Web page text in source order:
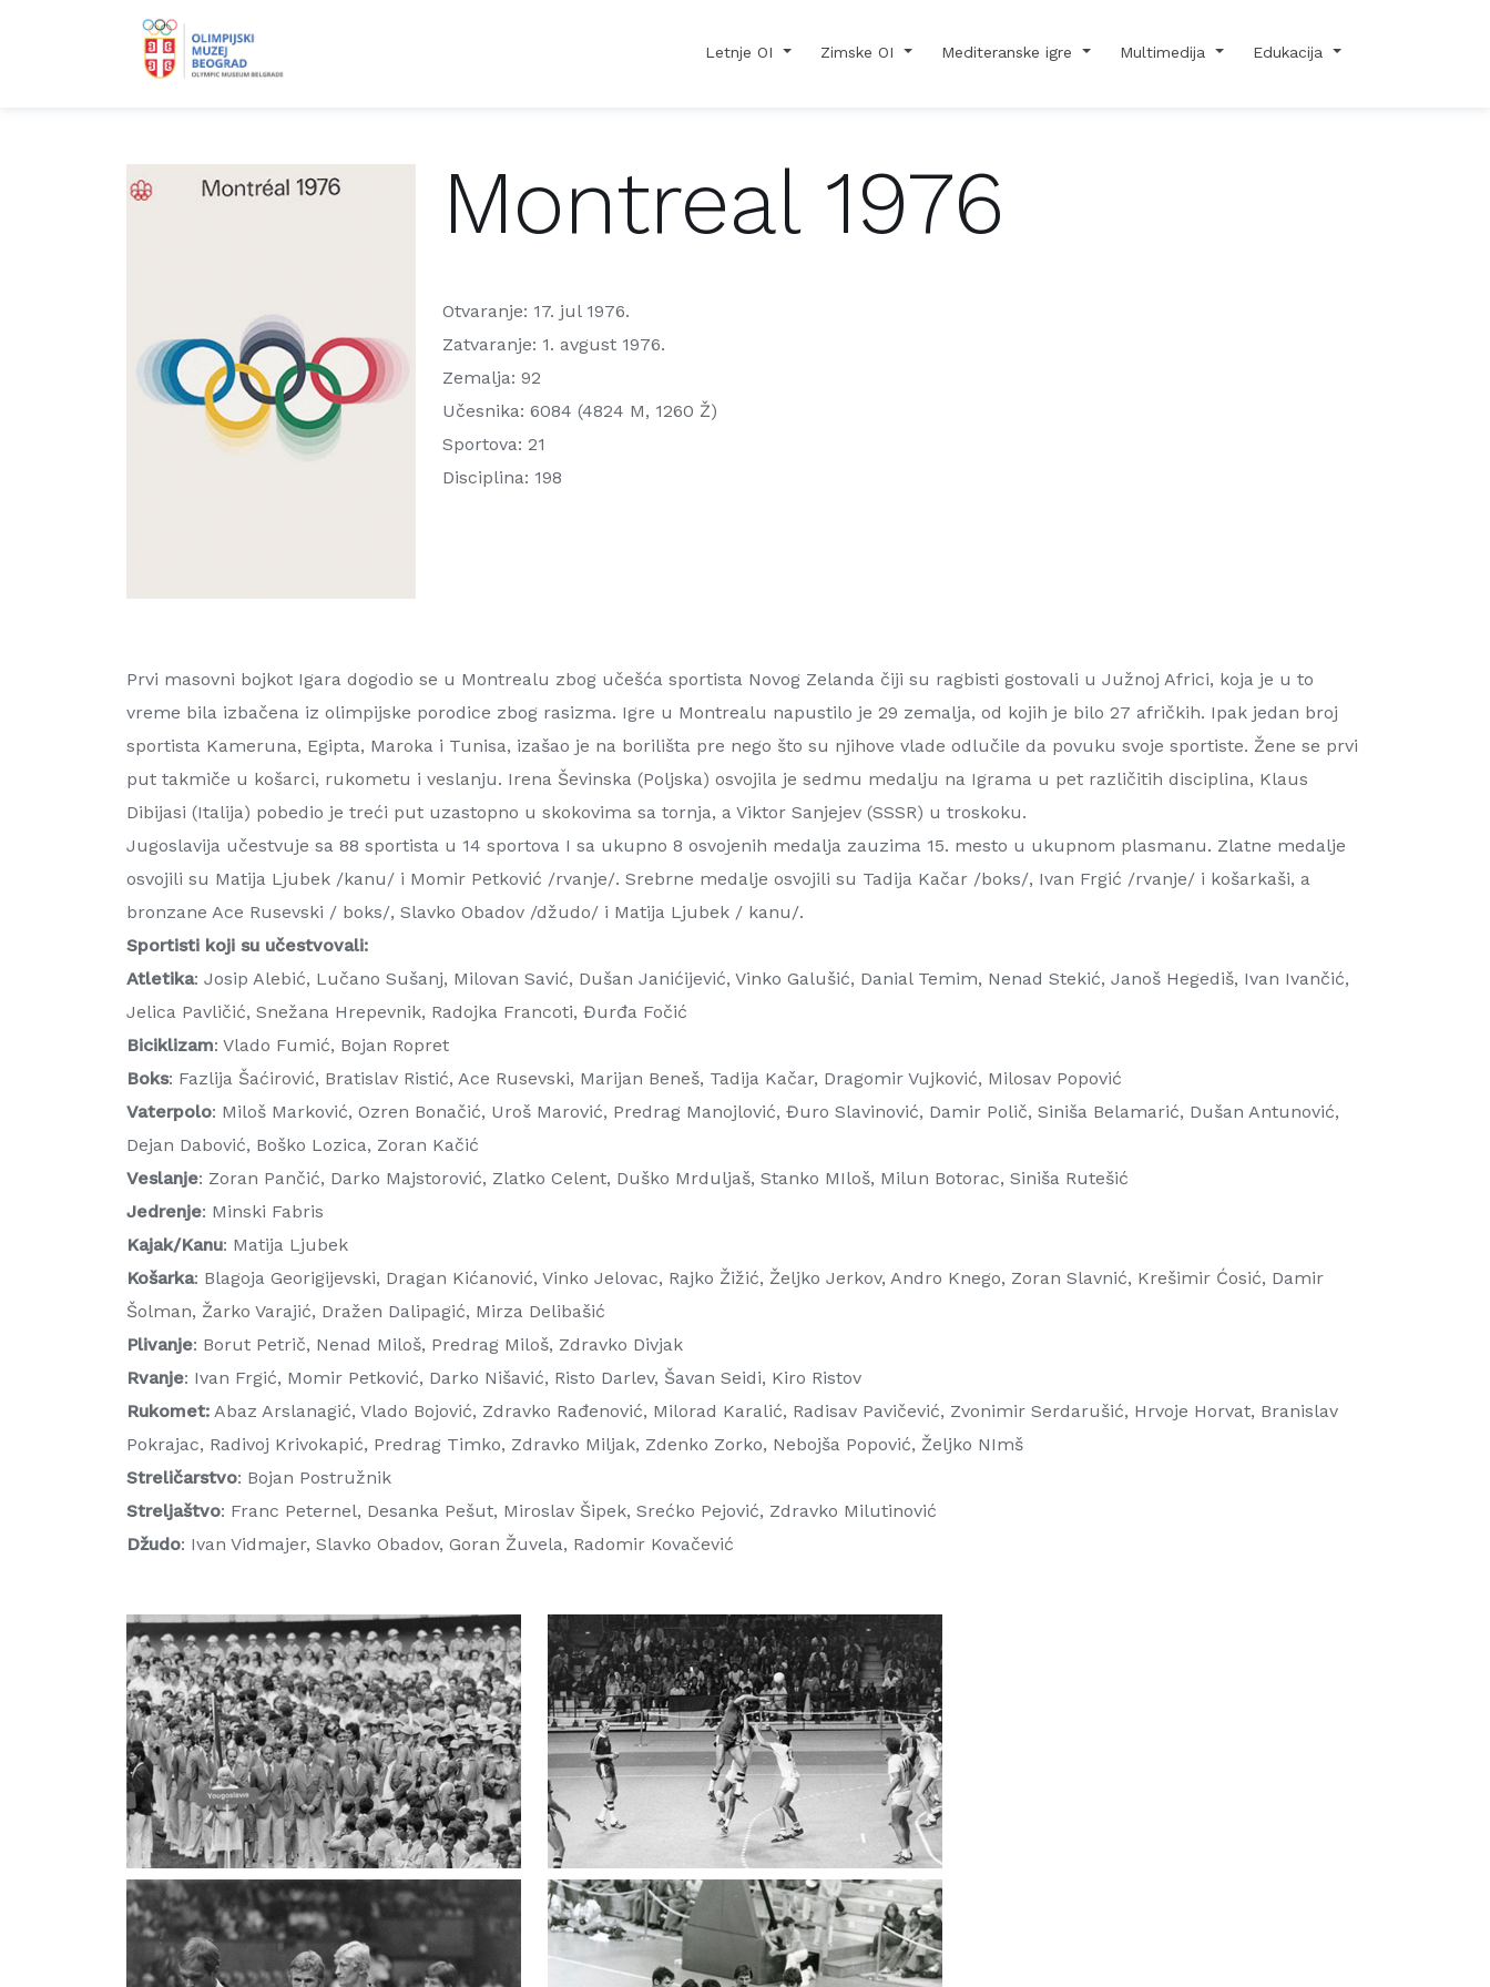
Letnje OI Zimske OI Mediteranske igre Multimedija Edukacija
Montreal 1976
Otvaranje: 17. jul 1976.
Zatvaranje: 1. avgust 1976.
Zemalja: 92
Učesnika: 6084 (4824 M, 1260 Ž)
Sportova: 21
Disciplina: 198
Prvi masovni bojkot Igara dogodio se u Montrealu zbog učešća sportista Novog Zelanda čiji su ragbisti gostovali u Južnoj Africi, koja je u to
vreme bila izbačena iz olimpijske porodice zbog rasizma. Igre u Montrealu napustilo je 29 zemalja, od kojih je bilo 27 afričkih. Ipak jedan broj
sportista Kameruna, Egipta, Maroka i Tunisa, izašao je na borilišta pre nego što su njihove vlade odlučile da povuku svoje sportiste. Žene se prvi
put takmiče u košarci, rukometu i veslanju. Irena Ševinska (Poljska) osvojila je sedmu medalju na Igrama u pet različitih disciplina, Klaus
Dibijasi (Italija) pobedio je treći put uzastopno u skokovima sa tornja, a Viktor Sanjejev (SSSR) u troskoku.
Jugoslavija učestvuje sa 88 sportista u 14 sportova I sa ukupno 8 osvojenih medalja zauzima 15. mesto u ukupnom plasmanu. Zlatne medalje
osvojili su Matija Ljubek /kanu/ i Momir Petković /rvanje/. Srebrne medalje osvojili su Tadija Kačar /boks/, Ivan Frgić /rvanje/ i košarkaši, a
bronzane Ace Rusevski / boks/, Slavko Obadov /džudo/ i Matija Ljubek / kanu/.
Sportisti koji su učestvovali:
Atletika: Josip Alebić, Lučano Sušanj, Milovan Savić, Dušan Janićijević, Vinko Galušić, Danial Temim, Nenad Stekić, Janoš Hegediš, Ivan Ivančić,
Jelica Pavličić, Snežana Hrepevnik, Radojka Francoti, Đurđa Fočić
Biciklizam: Vlado Fumić, Bojan Ropret
Boks: Fazlija Šaćirović, Bratislav Ristić, Ace Rusevski, Marijan Beneš, Tadija Kačar, Dragomir Vujković, Milosav Popović
Vaterpolo: Miloš Marković, Ozren Bonačić, Uroš Marović, Predrag Manojlović, Đuro Slavinović, Damir Polič, Siniša Belamarić, Dušan Antunović,
Dejan Dabović, Boško Lozica, Zoran Kačić
Veslanje: Zoran Pančić, Darko Majstorović, Zlatko Celent, Duško Mrduljaš, Stanko MIloš, Milun Botorac, Siniša Rutešić
Jedrenje: Minski Fabris
Kajak/Kanu: Matija Ljubek
Košarka: Blagoja Georigijevski, Dragan Kićanović, Vinko Jelovac, Rajko Žižić, Željko Jerkov, Andro Knego, Zoran Slavnić, Krešimir Ćosić, Damir
Šolman, Žarko Varajić, Dražen Dalipagić, Mirza Delibašić
Plivanje: Borut Petrič, Nenad Miloš, Predrag Miloš, Zdravko Divjak
Rvanje: Ivan Frgić, Momir Petković, Darko Nišavić, Risto Darlev, Šavan Seidi, Kiro Ristov
Rukomet: Abaz Arslanagić, Vlado Bojović, Zdravko Rađenović, Milorad Karalić, Radisav Pavičević, Zvonimir Serdarušić, Hrvoje Horvat, Branislav
Pokrajac, Radivoj Krivokapić, Predrag Timko, Zdravko Miljak, Zdenko Zorko, Nebojša Popović, Željko NImš
Streličarstvo: Bojan Postružnik
Streljaštvo: Franc Peternel, Desanka Pešut, Miroslav Šipek, Srećko Pejović, Zdravko Milutinović
Džudo: Ivan Vidmajer, Slavko Obadov, Goran Žuvela, Radomir Kovačević